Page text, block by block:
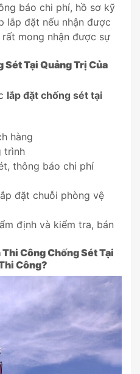
báo chi phí, hồ sơ kỹ
lắp đặt nếu nhận được
mong nhận được sự
Sét Tại Quảng Trị Của
lắp đặt chống sét tại
hàng
trình
thông báo chi phí
đặt chuỗi phòng vệ
định và kiểm tra, bán
Công Chống Sét Tại
Công?